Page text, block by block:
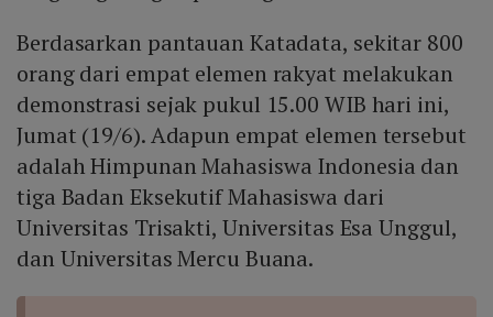
Berdasarkan pantauan Katadata, sekitar 800
orang dari empat elemen rakyat melakukan
demonstrasi sejak pukul 15.00 WIB hari ini,
Jumat (19/6). Adapun empat elemen tersebut
adalah Himpunan Mahasiswa Indonesia dan
tiga Badan Eksekutif Mahasiswa dari
Universitas Trisakti, Universitas Esa Unggul,
dan Universitas Mercu Buana.